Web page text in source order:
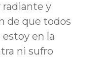
y
de que todos
en la
ni sufro